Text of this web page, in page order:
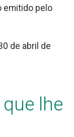
emitido pelo
de abril de
lhe